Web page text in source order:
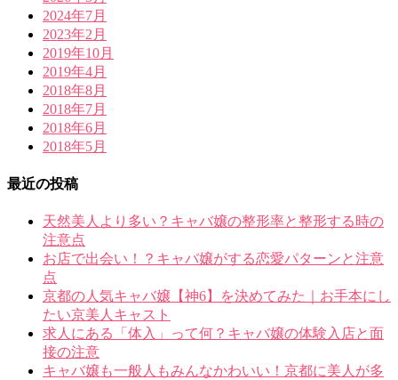
2024年7月
2023年2月
2019年10月
2019年4月
2018年8月
2018年7月
2018年6月
2018年5月
最近の投稿
天然美人より多い？キャバ嬢の整形率と整形する時の
注意点
お店で出会い！？キャバ嬢がする恋愛パターンと注意
点
京都の人気キャバ嬢【神6】を決めてみた｜お手本にし
たい京美人キャスト
求人にある「体入」って何？キャバ嬢の体験入店と面
接の注意
キャバ嬢も一般人もみんなかわいい！京都に美人が多